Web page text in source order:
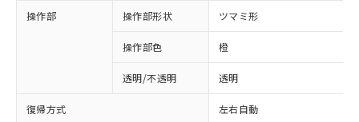
操作部 操作部形状 ツマミ形
操作部色 橙
透明/不透明 透明
復帰方式 左右自動